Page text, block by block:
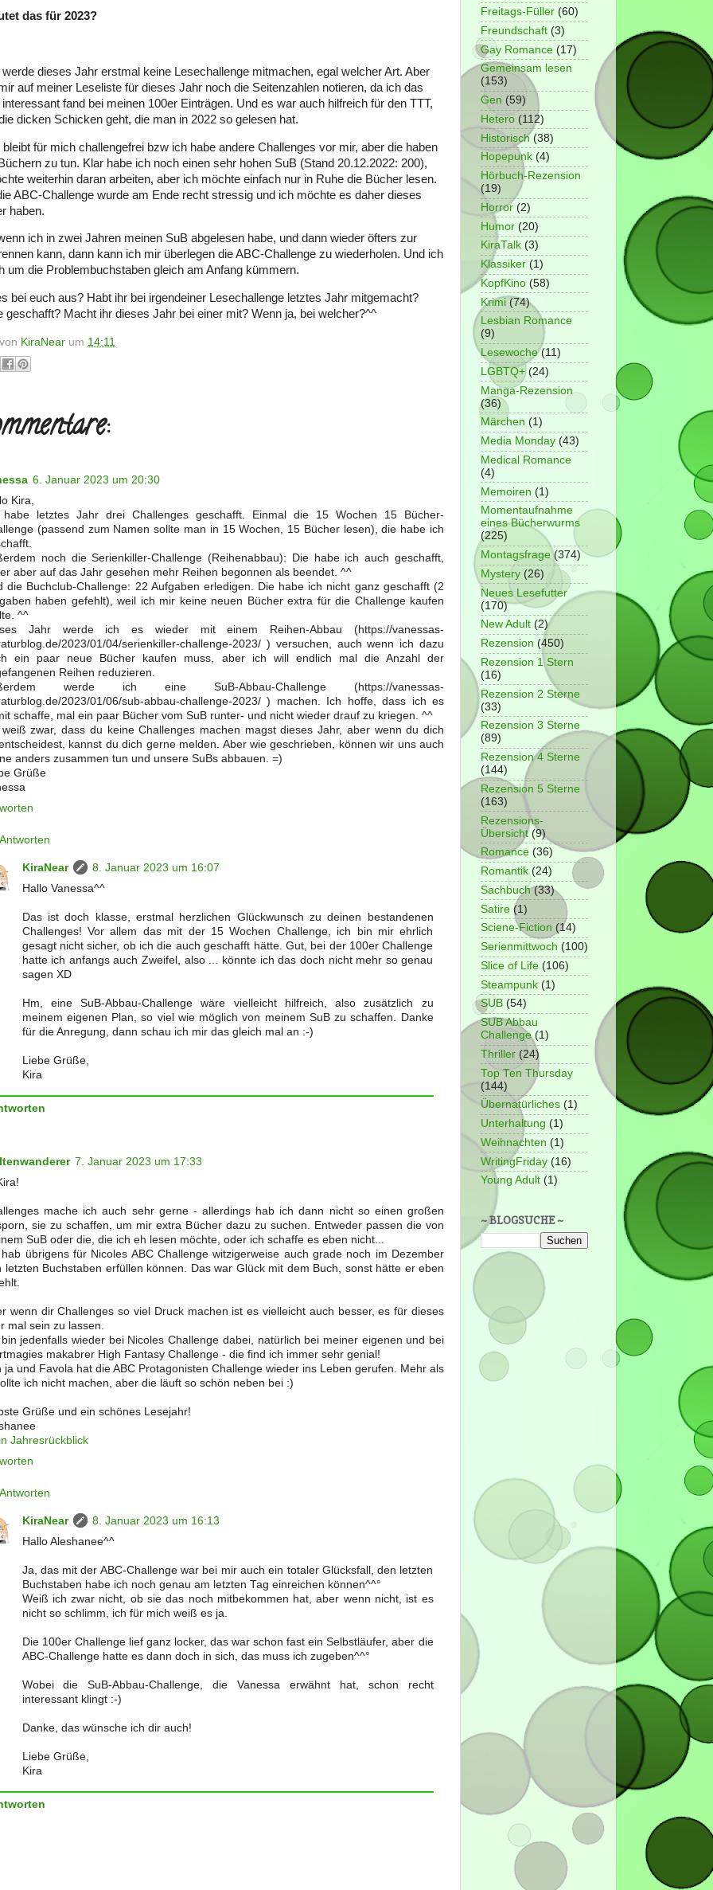
das für 2023?
dieses Jahr erstmal keine Lesechallenge mitmachen, egal welcher Art. Aber
auf meiner Leseliste für dieses Jahr noch die Seitenzahlen notieren, da ich das
fand bei meinen 100er Einträgen. Und es war auch hilfreich für den TTT,
dicken Schicken geht, die man in 2022 so gelesen hat.
bleibt für mich challengefrei bzw ich habe andere Challenges vor mir, aber die haben
zu tun. Klar habe ich noch einen sehr hohen SuB (Stand 20.12.2022: 200),
weiterhin daran arbeiten, aber ich möchte einfach nur in Ruhe die Bücher lesen.
ABC-Challenge wurde am Ende recht stressig und ich möchte es daher dieses
haben.
ich in zwei Jahren meinen SuB abgelesen habe, und dann wieder öfters zur
kann, dann kann ich mir überlegen die ABC-Challenge zu wiederholen. Und ich
um die Problembuchstaben gleich am Anfang kümmern.
bei euch aus? Habt ihr bei irgendeiner Lesechallenge letztes Jahr mitgemacht?
geschafft? Macht ihr dieses Jahr bei einer mit? Wenn ja, bei welcher?^^
KiraNear um 14:11
6. Januar 2023 um 20:30
Kira,
habe letztes Jahr drei Challenges geschafft. Einmal die 15 Wochen 15 Bücher-
(passend zum Namen sollte man in 15 Wochen, 15 Bücher lesen), die habe ich
noch die Serienkiller-Challenge (Reihenabbau): Die habe ich auch geschafft,
aber auf das Jahr gesehen mehr Reihen begonnen als beendet. ^^
die Buchclub-Challenge: 22 Aufgaben erledigen. Die habe ich nicht ganz geschafft (2
haben gefehlt), weil ich mir keine neuen Bücher extra für die Challenge kaufen
^^
Jahr werde ich es wieder mit einem Reihen-Abbau (https://vanessas-
2023/01/04/serienkiller-challenge-2023/ ) versuchen, auch wenn ich dazu
ein paar neue Bücher kaufen muss, aber ich will endlich mal die Anzahl der
Reihen reduzieren.
werde ich eine SuB-Abbau-Challenge (https://vanessas-
2023/01/06/sub-abbau-challenge-2023/ ) machen. Ich hoffe, dass ich es
schaffe, mal ein paar Bücher vom SuB runter- und nicht wieder drauf zu kriegen. ^^
zwar, dass du keine Challenges machen magst dieses Jahr, aber wenn du dich
kannst du dich gerne melden. Aber wie geschrieben, können wir uns auch
anders zusammen tun und unsere SuBs abbauen. =)
Grüße
KiraNear
8. Januar 2023 um 16:07
Hallo Vanessa^^
Das ist doch klasse, erstmal herzlichen Glückwunsch zu deinen bestandenen
Challenges! Vor allem das mit der 15 Wochen Challenge, ich bin mir ehrlich
gesagt nicht sicher, ob ich die auch geschafft hätte. Gut, bei der 100er Challenge
hatte ich anfangs auch Zweifel, also ... könnte ich das doch nicht mehr so genau
sagen XD
Hm, eine SuB-Abbau-Challenge wäre vielleicht hilfreich, also zusätzlich zu
meinem eigenen Plan, so viel wie möglich von meinem SuB zu schaffen. Danke
für die Anregung, dann schau ich mir das gleich mal an :-)
Liebe Grüße,
Kira
7. Januar 2023 um 17:33
mache ich auch sehr gerne - allerdings hab ich dann nicht so einen großen
sie zu schaffen, um mir extra Bücher dazu zu suchen. Entweder passen die von
SuB oder die, die ich eh lesen möchte, oder ich schaffe es eben nicht...
übrigens für Nicoles ABC Challenge witzigerweise auch grade noch im Dezember
letzten Buchstaben erfüllen können. Das war Glück mit dem Buch, sonst hätte er eben
wenn dir Challenges so viel Druck machen ist es vielleicht auch besser, es für dieses
mal sein zu lassen.
jedenfalls wieder bei Nicoles Challenge dabei, natürlich bei meiner eigenen und bei
makabrer High Fantasy Challenge - die find ich immer sehr genial!
ja und Favola hat die ABC Protagonisten Challenge wieder ins Leben gerufen. Mehr als
ich nicht machen, aber die läuft so schön neben bei :)
Grüße und ein schönes Lesejahr!
Jahresrückblick
KiraNear
8. Januar 2023 um 16:13
Hallo Aleshanee^^
Ja, das mit der ABC-Challenge war bei mir auch ein totaler Glücksfall, den letzten
Buchstaben habe ich noch genau am letzten Tag einreichen können^^°
Weiß ich zwar nicht, ob sie das noch mitbekommen hat, aber wenn nicht, ist es
nicht so schlimm, ich für mich weiß es ja.
Die 100er Challenge lief ganz locker, das war schon fast ein Selbstläufer, aber die
ABC-Challenge hatte es dann doch in sich, das muss ich zugeben^^°
Wobei die SuB-Abbau-Challenge, die Vanessa erwähnt hat, schon recht
interessant klingt :-)
Danke, das wünsche ich dir auch!
Liebe Grüße,
Kira
Freitags-Füller (60)
Freundschaft (3)
Gay Romance (17)
Gemeinsam lesen
(153)
Gen (59)
Hetero (112)
Historisch (38)
Hopepunk (4)
Hörbuch-Rezension
(19)
Horror (2)
Humor (20)
KiraTalk (3)
Klassiker (1)
KopfKino (58)
Krimi (74)
Lesbian Romance
(9)
Lesewoche (11)
LGBTQ+ (24)
Manga-Rezension
(36)
Märchen (1)
Media Monday (43)
Medical Romance
(4)
Memoiren (1)
Momentaufnahme
eines Bücherwurms
(225)
Montagsfrage (374)
Mystery (26)
Neues Lesefutter
(170)
New Adult (2)
Rezension (450)
Rezension 1 Stern
(16)
Rezension 2 Sterne
(33)
Rezension 3 Sterne
(89)
Rezension 4 Sterne
(144)
Rezension 5 Sterne
(163)
Rezensions-
Übersicht (9)
Romance (36)
Romantik (24)
Sachbuch (33)
Satire (1)
Sciene-Fiction (14)
Serienmittwoch (100)
Slice of Life (106)
Steampunk (1)
SUB (54)
SUB Abbau
Challenge (1)
Thriller (24)
Top Ten Thursday
(144)
Übernatürliches (1)
Unterhaltung (1)
Weihnachten (1)
WritingFriday (16)
Young Adult (1)
~ BLOGSUCHE ~